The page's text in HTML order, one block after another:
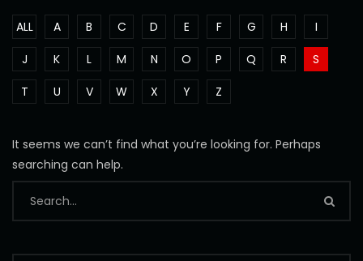
ALL A B C D E F G H
I
J
K L M N O P Q R
S
T
U V W X Y Z
It seems we can’t find what you’re looking for. Perhaps
searching can help.